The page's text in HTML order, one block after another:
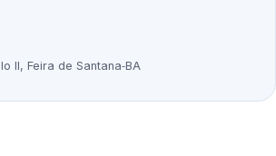
II, Feira de Santana‑BA